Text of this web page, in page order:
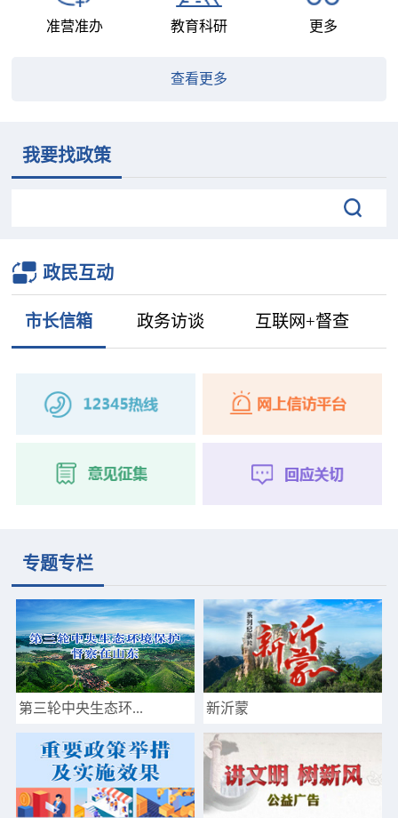
准营准办 教育科研 更多
查看更多
我要找政策
政民互动
市长信箱 政务访谈 互联网+督查
专题专栏
第三轮中央生态环... 新沂蒙